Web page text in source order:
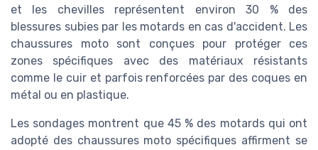
et les chevilles représentent environ 30 % des
blessures subies par les motards en cas d'accident. Les
chaussures moto sont conçues pour protéger ces
zones spécifiques avec des matériaux résistants
comme le cuir et parfois renforcées par des coques en
métal ou en plastique.
Les sondages montrent que 45 % des motards qui ont
adopté des chaussures moto spécifiques affirment se